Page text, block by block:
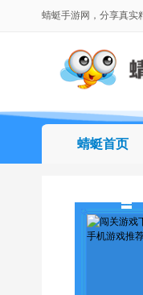
蜻蜓手游网，分享真实
蜻蜓首页